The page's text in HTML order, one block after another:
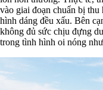
vào giai đoạn chuẩn bị thu
hình dáng đều xấu. Bên
không đủ sức chịu đựng
trong tình hình oi nóng